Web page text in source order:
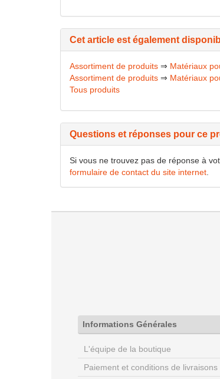
Cet article est également
Assortiment de produits ⇒ Matériaux
Assortiment de produits ⇒ Matériaux
Tous produits
Questions et réponses pour ce
Si vous ne trouvez pas de réponse à
formulaire de contact du site internet.
Informations Générales
L'équipe de la boutique
Paiement et conditions de livraisons